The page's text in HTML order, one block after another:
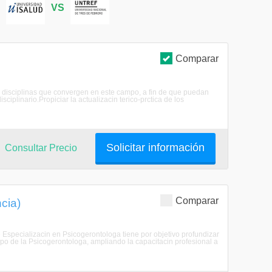
VS
Comparar
que convergen en este campo, a fin de que puedan
la actualizacin terico-prctica de los
Solicitar información
Consultar Precio
Comparar
Especializacin en Psicogerontologa tiene por objetivo profundizar
de la Psicogerontologa, ampliando la capacitacin profesional a